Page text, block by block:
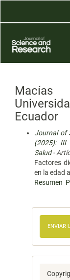
Contenido
Barra
lateral
Ecuador
Journal of
(2025): III
Salud-
Factores
en la edad
Resumen
ENVIAR